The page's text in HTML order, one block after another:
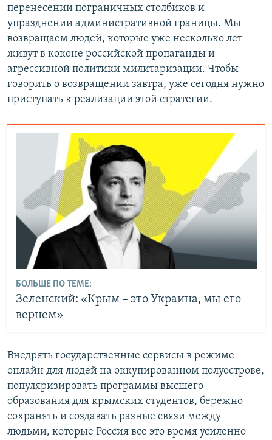
перенесении пограничных столбиков и
упразднении административной границы. Мы
возвращаем людей, которые уже несколько лет
живут в коконе российской пропаганды и
агрессивной политики милитаризации. Чтобы
говорить о возвращении завтра, уже сегодня нужно
приступать к реализации этой стратегии.
БОЛЬШЕ ПО ТЕМЕ:
Зеленский: «Крым – это Украина, мы его
вернем»
Внедрять государственные сервисы в режиме
онлайн для людей на оккупированном полуострове,
популяризировать программы высшего
образования для крымских студентов, бережно
сохранять и создавать разные связи между
людьми, которые Россия все это время усиленно